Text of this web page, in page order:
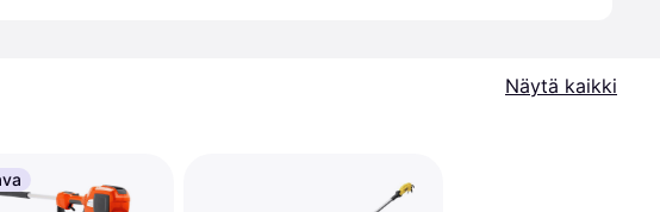
Näytä kaikki